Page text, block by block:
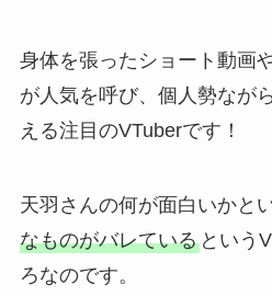
身体を張ったショート動画
が人気を呼び、個人勢なが
える注目のVTuberです！
天羽さんの何が面白いかと
なものがバレているという
ろなのです。